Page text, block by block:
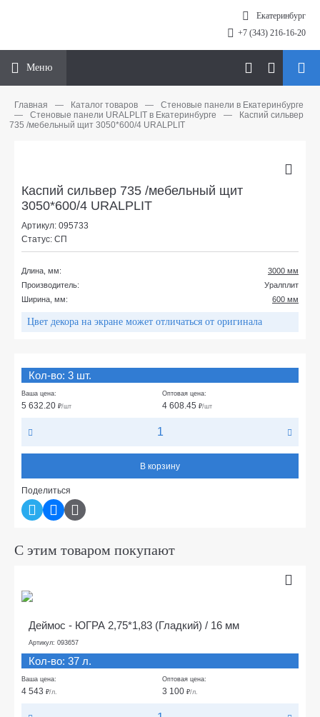
Екатеринбург
+7 (343) 216-16-20
Меню
Главная — Каталог товаров —
Стеновые панели в Екатеринбурге
—
Стеновые панели URALPLIT в Екатеринбурге —
Каспий сильвер
735 /мебельный щит 3050*600/4 URALPLIT
Каспий сильвер 735 /мебельный щит
3050*600/4 URALPLIT
Артикул: 095733
Статус: СП
Длина, мм:
3000 мм
Производитель:
Уралплит
Ширина, мм:
600 мм
Цвет декора на экране может отличаться от оригинала
Кол-во: 3 шт.
Ваша цена:
5 632.20 ₽/шт
Оптовая цена:
4 608.45 ₽/шт
В корзину
Поделиться
С этим товаром покупают
Деймос - ЮГРА 2,75*1,83 (Гладкий) / 16 мм
Артикул: 093657
Кол-во: 37 л.
Ваша цена:
4 543 ₽/л.
Оптовая цена:
3 100 ₽/л.